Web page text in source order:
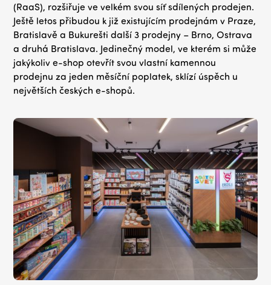
(RaaS), rozšiřuje ve velkém svou síť sdílených prodejen.
Ještě letos přibudou k již existujícím prodejnám v Praze,
Bratislavě a Bukurešti další 3 prodejny – Brno, Ostrava
a druhá Bratislava. Jedinečný model, ve kterém si může
jakýkoliv e-shop otevřít svou vlastní kamennou
prodejnu za jeden měsíční poplatek, sklízí úspěch u
největších českých e-shopů.